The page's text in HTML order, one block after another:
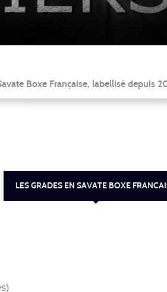
Boxe Française, labellisé depuis
LES GRADES EN SAVATE BOXE